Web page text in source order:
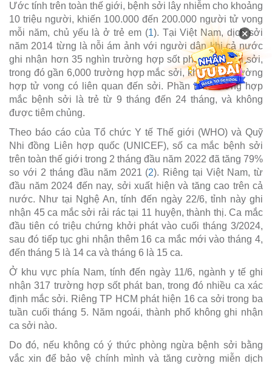
Ước tính trên toàn thế giới, bệnh sởi lây nhiễm cho khoảng
10 triệu người, khiến 100.000 đến 200.000 người tử vong
mỗi năm, chủ yếu là ở trẻ em (1). Tại Việt Nam, dịch sởi
năm 2014 từng là nỗi ám ảnh với người dân khi cả nước
ghi nhận hơn 35 nghìn trường hợp sốt phát ban nghi sởi,
trong đó gần 6,000 trường hợp mắc sởi, khiến 147 trường
hợp tử vong có liên quan đến sởi. Phần lớn trường hợp
mắc bệnh sởi là trẻ từ 9 tháng đến 24 tháng, và không
được tiêm chủng.
Theo báo cáo của Tổ chức Y tế Thế giới (WHO) và Quỹ
Nhi đồng Liên hợp quốc (UNICEF), số ca mắc bệnh sởi
trên toàn thế giới trong 2 tháng đầu năm 2022 đã tăng 79%
so với 2 tháng đầu năm 2021 (2). Riêng tại Việt Nam, từ
đầu năm 2024 đến nay, sởi xuất hiện và tăng cao trên cả
nước. Như tại Nghệ An, tính đến ngày 22/6, tỉnh này ghi
nhận 45 ca mắc sởi rải rác tại 11 huyện, thành thị. Ca mắc
đầu tiên có triệu chứng khởi phát vào cuối tháng 3/2024,
sau đó tiếp tục ghi nhận thêm 16 ca mắc mới vào tháng 4,
đến tháng 5 là 14 ca và tháng 6 là 15 ca.
Ở khu vực phía Nam, tính đến ngày 11/6, ngành y tế ghi
nhận 317 trường hợp sốt phát ban, trong đó nhiều ca xác
định mắc sởi. Riêng TP HCM phát hiện 16 ca sởi trong ba
tuần cuối tháng 5. Năm ngoái, thành phố không ghi nhận
ca sởi nào.
Do đó, nếu không có ý thức phòng ngừa bệnh sởi bằng
vắc xin để bảo vệ chính mình và tăng cường miễn dịch
×